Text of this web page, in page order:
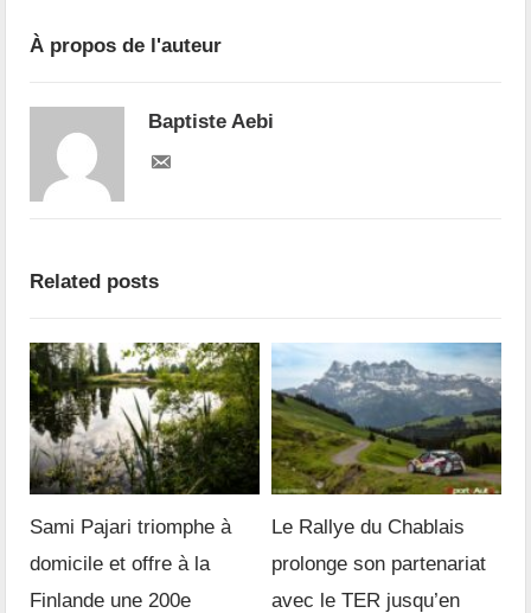
À propos de l'auteur
Baptiste Aebi
Related posts
Sami Pajari triomphe à
domicile et offre à la
Finlande une 200e
Le Rallye du Chablais
prolonge son partenariat
avec le TER jusqu’en